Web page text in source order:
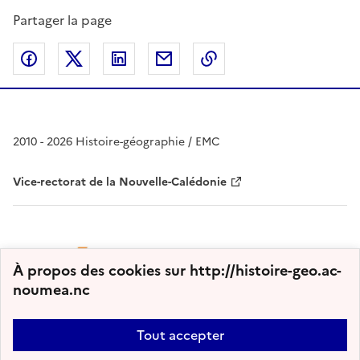
À propos des cookies sur http://histoire-geo.ac-
noumea.nc
Tout accepter
Partager la page
Partager sur Facebook
Partager sur Twitter
Partager sur LinkedIn
Partager par email
2010 - 2026 Histoire-géographie / EMC
Vice-rectorat de la Nouvelle-Calédonie
Plan du site Nous contacter Accessibilité : partiellement conforme